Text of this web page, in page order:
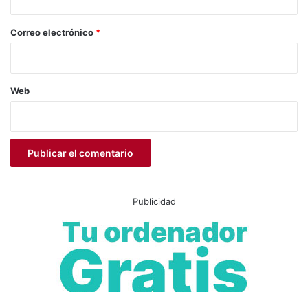
*
Correo electrónico *
Web
Publicidad